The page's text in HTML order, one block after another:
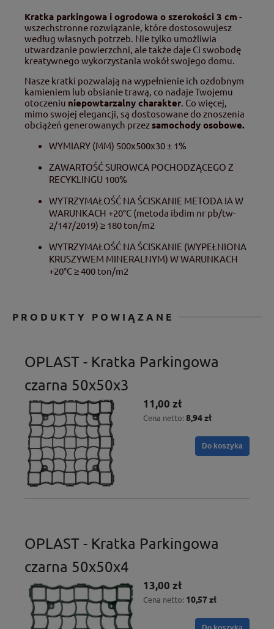
Kratka parkingowa i ogrodowa o szerokości 3 cm -
wszechstronne rozwiązanie, które dostosowujesz
według własnych potrzeb. Nie tylko umożliwia
utwardzanie powierzchni, ale także daje Ci swobodę
kreatywnego wykorzystania wokół swojego domu.
Nasze kratki pozwalają na wypełnienie ich ozdobnym
kamieniem lub obsianie trawą, co nadaje Twojemu
otoczeniu niepowtarzalny charakter. Co więcej,
mimo swojej elegancji, są dostosowane do znoszenia
obciążeń generowanych przezsamochody osobowe.
WYMIARY (MM) 500x500x30 ± 1%
ZAWARTOŚĆ SUROWCA POCHODZĄCEGO Z
RECYKLINGU 100%
WYTRZYMAŁOŚĆ NA ŚCISKANIE METODA IA W
WARUNKACH +20°C (metoda ibdim nr pb/tw-
2/147/2019) ≥ 180 ton/m2
WYTRZYMAŁOŚĆ NA ŚCISKANIE (WYPEŁNIONA
KRUSZYWEM MINERALNYM) W WARUNKACH
+20°C ≥ 400 ton/m2
PRODUKTY POWIĄZANE
OPLAST - Kratka Parkingowa
czarna 50x50x3
11,00 zł
Cena netto: 8,94 zł
Do koszyka
OPLAST - Kratka Parkingowa
czarna 50x50x4
13,00 zł
Cena netto: 10,57 zł